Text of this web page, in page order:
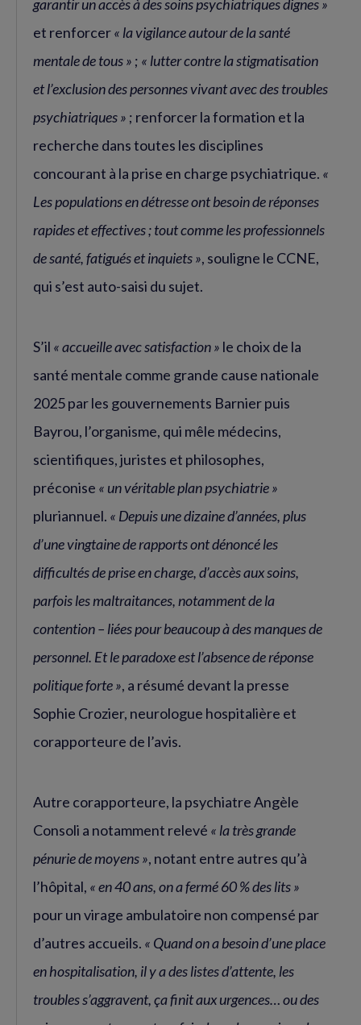
garantir un accès à des soins psychiatriques dignes »
et renforcer« la vigilance autour de la santé
mentale de tous » ; « lutter contre la stigmatisation
et l’exclusion des personnes vivant avec des troubles
psychiatriques » ; renforcer la formation et la
recherche dans toutes les disciplines
concourant à la prise en charge psychiatrique. «
Les populations en détresse ont besoin de réponses
rapides et effectives ; tout comme les professionnels
de santé, fatigués et inquiets », souligne le CCNE,
qui s’est auto-saisi du sujet.
S’il « accueille avec satisfaction » le choix de la
santé mentale comme grande cause nationale
2025 par les gouvernements Barnier puis
Bayrou, l’organisme, qui mêle médecins,
scientifiques, juristes et philosophes,
préconise « un véritable plan psychiatrie »
pluriannuel. « Depuis une dizaine d’années, plus
d’une vingtaine de rapports ont dénoncé les
difficultés de prise en charge, d’accès aux soins,
parfois les maltraitances, notamment de la
contention – liées pour beaucoup à des manques de
personnel. Et le paradoxe est l’absence de réponse
politique forte », a résumé devant la presse
Sophie Crozier, neurologue hospitalière et
corapporteure de l’avis.
Autre corapporteure, la psychiatre Angèle
Consoli a notamment relevé « la très grande
pénurie de moyens », notant entre autres qu’à
l’hôpital, « en 40 ans, on a fermé 60 % des lits »
pour un virage ambulatoire non compensé par
d’autres accueils. « Quand on a besoin d’une place
en hospitalisation, il y a des listes d’attente, les
troubles s’aggravent, ça finit aux urgences… ou des